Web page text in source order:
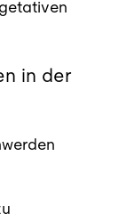
in der